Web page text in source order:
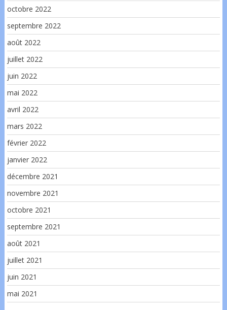
octobre 2022
septembre 2022
août 2022
juillet 2022
juin 2022
mai 2022
avril 2022
mars 2022
février 2022
janvier 2022
décembre 2021
novembre 2021
octobre 2021
septembre 2021
août 2021
juillet 2021
juin 2021
mai 2021